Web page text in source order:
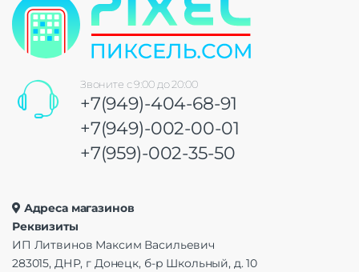
Звоните с 9:00 до 20:00
+7(949)-404-68-91
+7(949)-002-00-01
+7(959)-002-35-50
Адреса магазинов
Реквизиты
ИП Литвинов Максим Васильевич
283015, ДНР, г Донецк, б-р Школьный, д. 10